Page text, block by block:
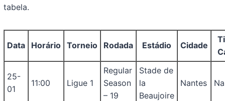
tabela.
Data Horário Torneio Rodada Estádio Cidade
25-
01
11:00 Ligue 1
Regular
Season
– 19
Stade de
la
Beaujoire
Nantes